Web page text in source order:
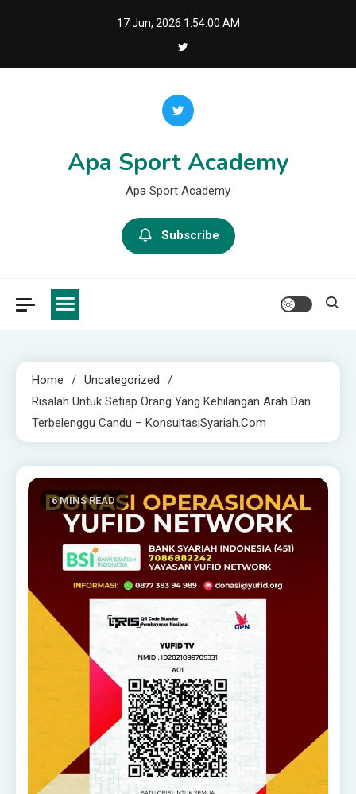
17 Jun, 2026 1:54:01 AM
Apa Sport Academy
Apa Sport Academy
Subscribe
Home
Uncategorized
Risalah Untuk Setiap Orang Yang Kehilangan Arah Dan
Terbelenggu Candu – KonsultasiSyariah.com
6 MINS READ